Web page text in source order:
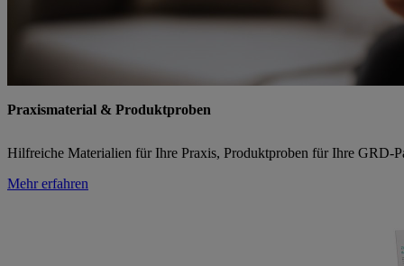
Praxismaterial & Produktproben
Hilfreiche Materialien für Ihre Praxis, Produktproben für Ihre GRD-
Mehr erfahren